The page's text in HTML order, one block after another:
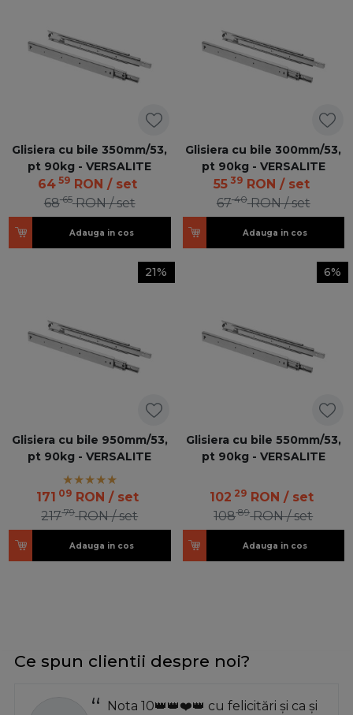
Glisiera cu bile 350mm/53,
pt 90kg - VERSALITE
64 59 RON / set
6865 RON / set
Adauga in cos
Glisiera cu bile 300mm/53,
pt 90kg - VERSALITE
55 39 RON / set
6740 RON / set
Adauga in cos
21%
Glisiera cu bile 950mm/53,
pt 90kg - VERSALITE
171 09 RON / set
21779 RON / set
Adauga in cos
6%
Glisiera cu bile 550mm/53,
pt 90kg - VERSALITE
102 29 RON / set
10889 RON / set
Adauga in cos
Ce spun clientii despre noi?
Nota 10👑👑❤️👑 cu felicitări și ca și